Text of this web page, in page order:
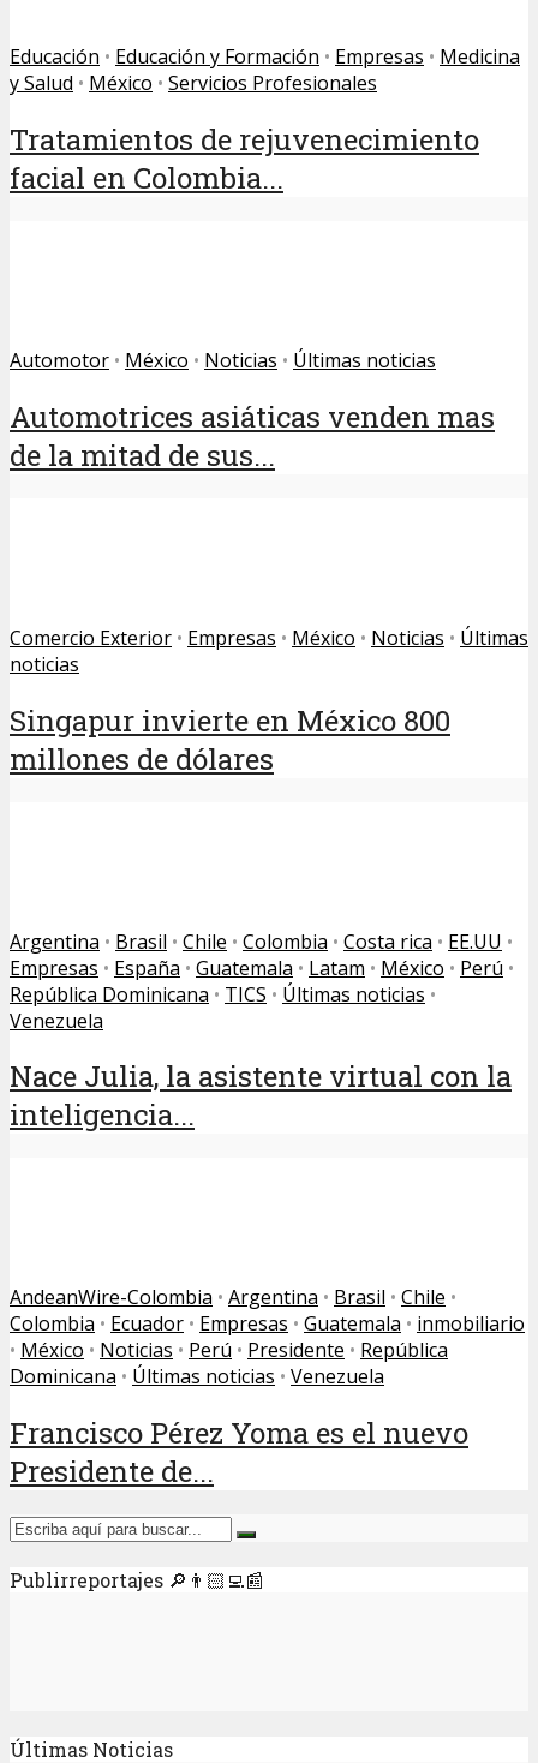
Educación • Educación y Formación • Empresas • Medicina
y Salud • México • Servicios Profesionales
Tratamientos de rejuvenecimiento
facial en Colombia...
Automotor • México • Noticias • Últimas noticias
Automotrices asiáticas venden mas
de la mitad de sus...
Comercio Exterior • Empresas • México • Noticias • Últimas
noticias
Singapur invierte en México 800
millones de dólares
Argentina • Brasil • Chile • Colombia • Costa rica • EE.UU •
Empresas • España • Guatemala • Latam • México • Perú •
República Dominicana • TICS • Últimas noticias •
Venezuela
Nace Julia, la asistente virtual con la
inteligencia...
AndeanWire-Colombia • Argentina • Brasil • Chile •
Colombia • Ecuador • Empresas • Guatemala • inmobiliario
• México • Noticias • Perú • Presidente • República
Dominicana • Últimas noticias • Venezuela
Francisco Pérez Yoma es el nuevo
Presidente de...
Publirreportajes 🔎👨🏻‍💻📰
Últimas Noticias